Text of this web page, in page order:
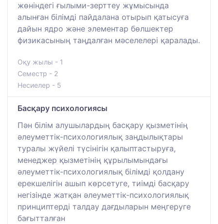
жөніндегі ғылыми-зерттеу жұмысында
алынған білімді пайдалана отырып қатысуға
дайын ядро және элементар бөлшектер
физикасының таңдалған мәселелері қаралады.
Оқу жылы - 1
Семестр - 2
Несиелер - 5
Басқару психологиясы
Пән білім алушылардың басқару қызметінің
әлеуметтік-психологиялық заңдылықтары
туралы жүйелі түсінігін қалыптастыруға,
менеджер қызметінің құрылымындағы
әлеуметтік-психологиялық білімді қолдану
ерекшелігін ашып көрсетуге, тиімді басқару
негізінде жатқан әлеуметтік-психологиялық
принциптерді талдау дағдыларын меңгеруге
бағытталған